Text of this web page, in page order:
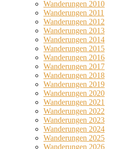
Wanderungen 2010
Wanderungen 2011
Wanderungen 2012
Wanderungen 2013
Wanderungen 2014
Wanderungen 2015
Wanderungen 2016
Wanderungen 2017
Wanderungen 2018
Wanderungen 2019
Wanderungen 2020
Wanderungen 2021
Wanderungen 2022
Wanderungen 2023
Wanderungen 2024
Wanderungen 2025
Wanderungen 2026